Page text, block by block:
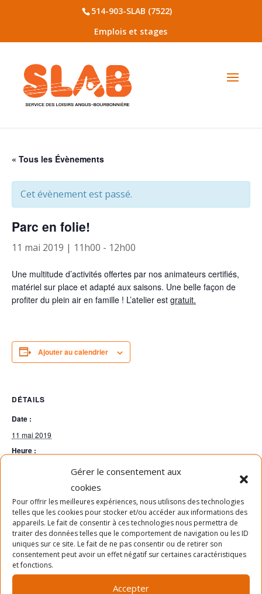
Gérer le consentement aux
cookies
Pour offrir les meilleures expériences, nous utilisons des technologies
telles que les cookies pour stocker et/ou accéder aux informations des
appareils. Le fait de consentir à ces technologies nous permettra de
traiter des données telles que le comportement de navigation ou les ID
uniques sur ce site. Le fait de ne pas consentir ou de retirer son
consentement peut avoir un effet négatif sur certaines caractéristiques
et fonctions.
Accepter
514-903-SLAB (7522)
Emplois et stages
« Tous les Évènements
Cet évènement est passé.
Parc en folie!
11 mai 2019 | 11h00 - 12h00
Une multitude d’activités offertes par nos animateurs certifiés,
matériel sur place et adapté aux saisons. Une belle façon de
profiter du plein air en famille ! L’atelier est gratuit.
Ajouter au calendrier
DÉTAILS
Date :
11 mai 2019
Heure :
LIEU
Parc Jean-Duceppe
Atelier DIY: Fabrication de crème solaire Atelier d’Essentrics